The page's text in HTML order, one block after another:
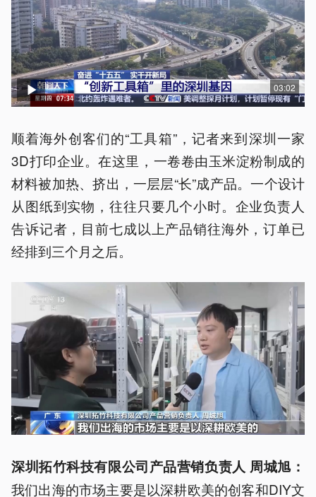
03:02
顺着海外创客们的“工具箱”，记者来到深圳一家
3D打印企业。在这里，一卷卷由玉米淀粉制成的
材料被加热、挤出，一层层“长”成产品。一个设计
从图纸到实物，往往只要几个小时。企业负责人
告诉记者，目前七成以上产品销往海外，订单已
经排到三个月之后。
深圳拓竹科技有限公司产品营销负责人 周城旭 ：
我们出海的市场主要是以深耕欧美的创客和DIY文